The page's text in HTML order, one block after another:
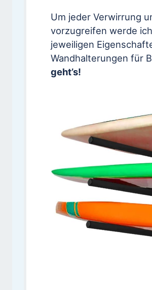
Um jeder Verwirrung
vorzugreifen werde
jeweiligen
Wandhalterungen für
geht’s!